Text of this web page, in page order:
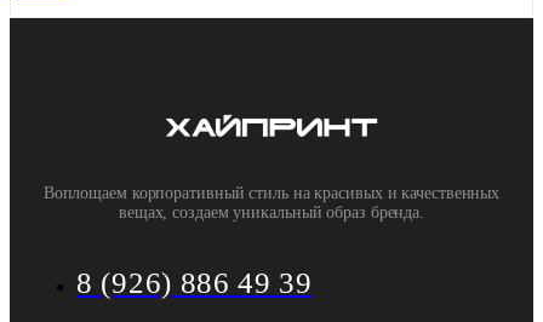
Воплощаем корпоративный стиль на красивых и качественных
вещах, создаем уникальный образ бренда.
8 (926) 886 49 39